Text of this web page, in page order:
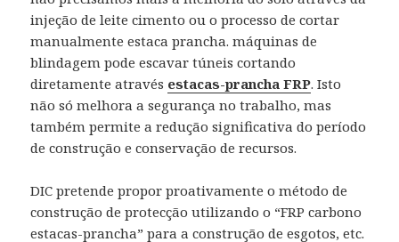
injeção de leite cimento ou o processo de cortar
manualmente estaca prancha. máquinas de
blindagem pode escavar túneis cortando
diretamente através estacas-prancha FRP. Isto
não só melhora a segurança no trabalho, mas
também permite a redução significativa do período
de construção e conservação de recursos.
DIC pretende propor proativamente o método de
construção de protecção utilizando o “FRP carbono
estacas-prancha” para a construção de esgotos, etc.